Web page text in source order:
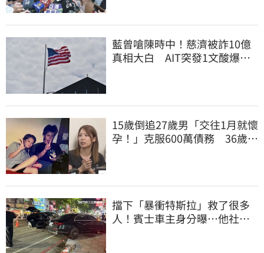
藍曾嗆陳時中！慈濟被詐10億
真相大白 AIT突發1文酸爆…
15歲倒追27歲男「交往1月就懷
孕！」克服600萬債務 36歲美
擋下「暴衝特斯拉」救了很多
人！賓士車主身分曝…他社群